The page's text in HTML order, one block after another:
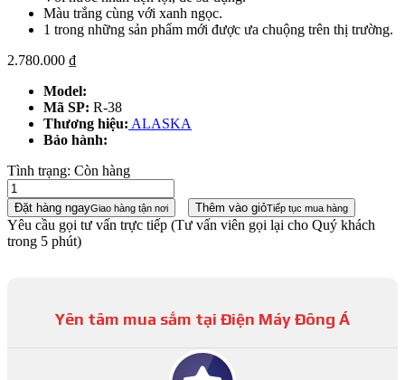
Màu trắng cùng với xanh ngọc.
1 trong những sản phẩm mới được ưa chuộng trên thị trường.
2.780.000 ₫
Model:
Mã SP: R-38
Thương hiệu: ALASKA
Bảo hành:
Tình trạng: Còn hàng
Đặt hàng ngayGiao hàng tận nơi Thêm vào giỏTiếp tục mua hàng
Yêu cầu gọi tư vấn trực tiếp (Tư vấn viên gọi lại cho Quý khách
trong 5 phút)
Yên tâm mua sắm tại Điện Máy Đông Á